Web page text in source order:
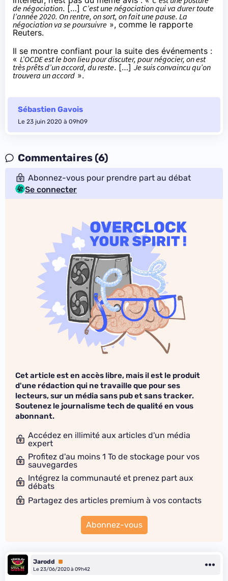
de négociation. […] C’est une négociation qui va durer toute
l’année 2020. On rentre, on sort, on fait une pause. La
négociation va se poursuivre », comme le rapporte
Reuters.
Il se montre confiant pour la suite des événements :
« L’OCDE est le bon lieu pour discuter, pour négocier, on est
très prêts d’un accord, du reste. […] Je suis convaincu qu’on
trouvera un accord ».
Sébastien Gavois
Le 23 juin 2020 à 09h09
Commentaires (6)
Abonnez-vous pour prendre part au débat
Se connecter
Cet article est en accès libre, mais il est le produit
d'une rédaction qui ne travaille que pour ses
lecteurs, sur un média sans pub et sans tracker.
Soutenez le journalisme tech de qualité en vous
abonnant.
Accédez en illimité aux articles d'un média
expert
Profitez d'au moins 1 To de stockage pour vos
sauvegardes
Intégrez la communauté et prenez part aux
débats
Partagez des articles premium à vos contacts
Abonnez-vous
Jarodd
Premium
Le 23/06/2020 à 09h42